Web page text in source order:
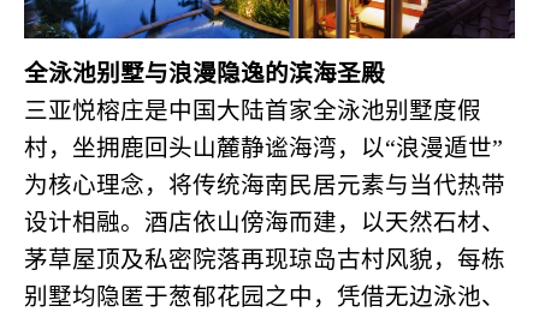
全泳池别墅与浪漫隐逸的滨海圣殿
三亚悦榕庄是中国大陆首家全泳池别墅度假
村，坐拥鹿回头山麓静谧海湾，以“浪漫遁世”
为核心理念，将传统海南民居元素与当代热带
设计相融。酒店依山傍海而建，以天然石材、
茅草屋顶及私密院落再现琼岛古村风貌，每栋
别墅均隐匿于葱郁花园之中，凭借无边泳池、